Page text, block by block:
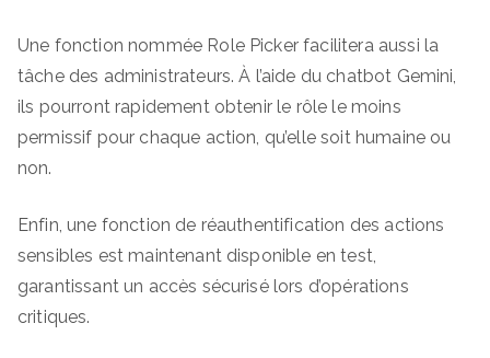
Une fonction nommée Role Picker facilitera aussi la
tâche des administrateurs. À l’aide du chatbot Gemini,
ils pourront rapidement obtenir le rôle le moins
permissif pour chaque action, qu’elle soit humaine ou
non.
Enfin, une fonction de réauthentification des actions
sensibles est maintenant disponible en test,
garantissant un accès sécurisé lors d’opérations
critiques.